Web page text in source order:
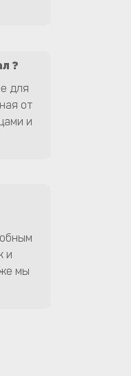
?
для
от
и
и
мы